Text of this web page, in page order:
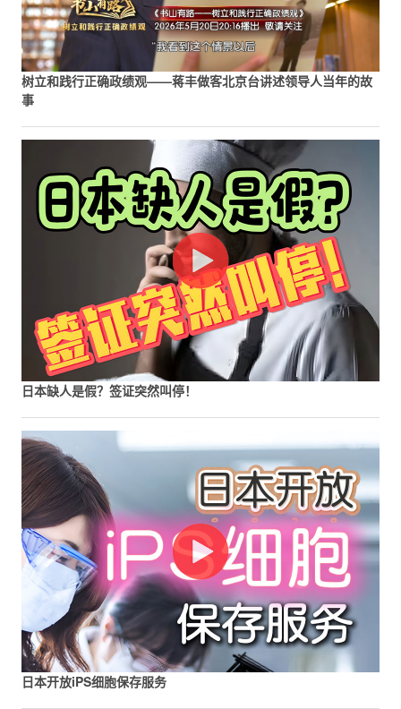
树立和践行正确政绩观——蒋丰做客北京台讲述领导人当年的故
事
日本缺人是假？签证突然叫停！
日本开放iPS细胞保存服务